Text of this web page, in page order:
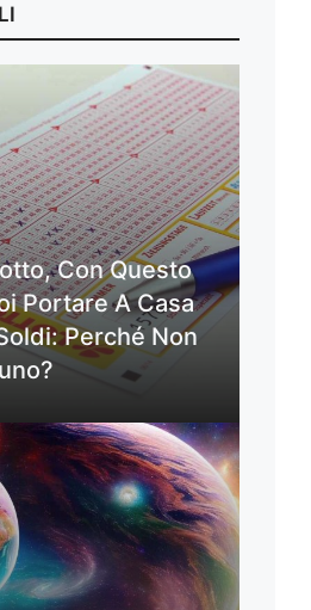
Con Questo
Portare A Casa
Perché Non